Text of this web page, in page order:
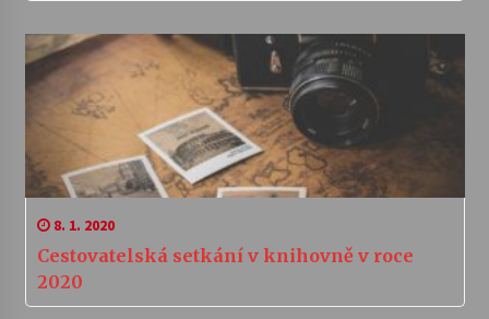
8. 1. 2020
Cestovatelská setkání v knihovně v roce
2020